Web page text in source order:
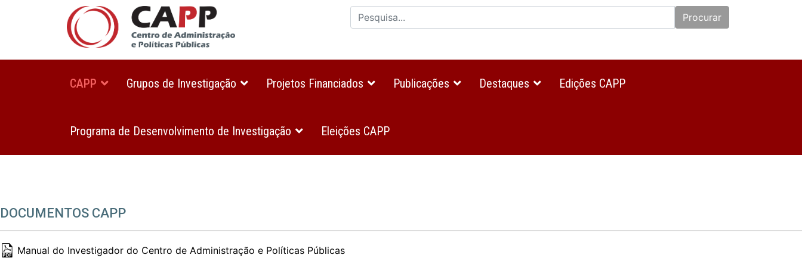
Procurar
CAPP Grupos de Investigação Projetos Financiados Publicações Destaques Edições CAPP
Programa de Desenvolvimento de Investigação Eleições CAPP
DOCUMENTOS CAPP
Manual do Investigador do Centro de Administração e Políticas Públicas